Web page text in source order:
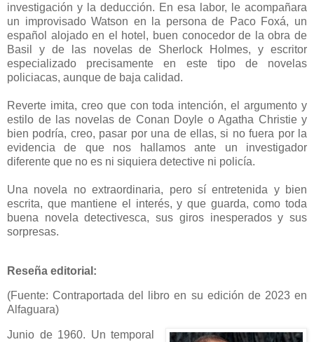
investigación y la deducción. En esa labor, le acompañara
un improvisado Watson en la persona de Paco Foxá, un
español alojado en el hotel, buen conocedor de la obra de
Basil y de las novelas de Sherlock Holmes, y escritor
especializado precisamente en este tipo de novelas
policiacas, aunque de baja calidad.
Reverte imita, creo que con toda intención, el argumento y
estilo de las novelas de Conan Doyle o Agatha Christie y
bien podría, creo, pasar por una de ellas, si no fuera por la
evidencia de que nos hallamos ante un investigador
diferente que no es ni siquiera detective ni policía.
Una novela no extraordinaria, pero sí entretenida y bien
escrita, que mantiene el interés, y que guarda, como toda
buena novela detectivesca, sus giros inesperados y sus
sorpresas.
Reseña editorial:
(Fuente: Contraportada del libro en su edición de 2023 en
Alfaguara)
Junio de 1960. Un temporal